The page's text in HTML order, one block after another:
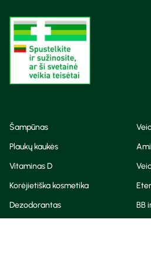
Šampūnas
Plaukų kaukės
Vitaminas D
Korėjietiška kosmetika
Dezodorantas
BB